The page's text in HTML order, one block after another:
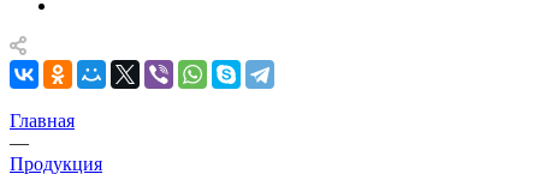
Главная
—
Продукция